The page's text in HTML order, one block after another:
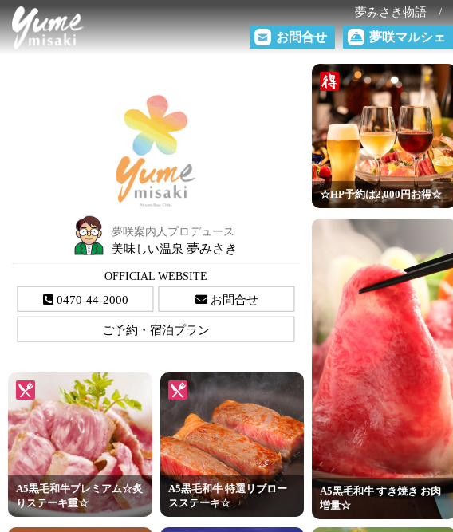
夢みさき物語
お問合せ 夢咲マルシェ
夢咲案内人プロデュース
美味しい温泉 夢みさき
OFFICIAL WEBSITE
0470-44-2000
お問合せ
ご予約・宿泊プラン
☆HP予約は2,000円お得☆
A5黒毛和牛 すき焼き お肉
増量☆
A5黒毛和牛プレミアム☆炙
りステーキ重☆
A5黒毛和牛 特選リブロー
スステーキ☆